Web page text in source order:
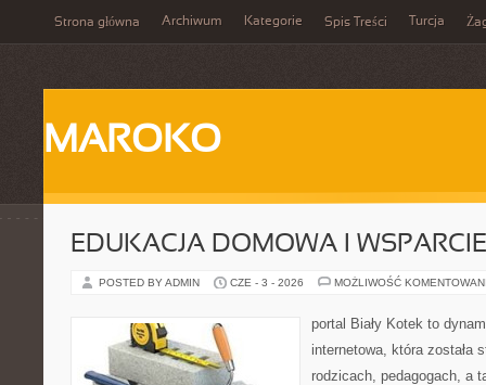
Strona główna Archiwum Kategorie Spis Treści Turcja
MAROKO
EDUKACJA DOMOWA I
POSTED BY ADMIN CZE - 3 - 2026 MOŻLIWOŚĆ
portal Biały Kotek to
internetowa, która została
rodzicach, pedagogach, a